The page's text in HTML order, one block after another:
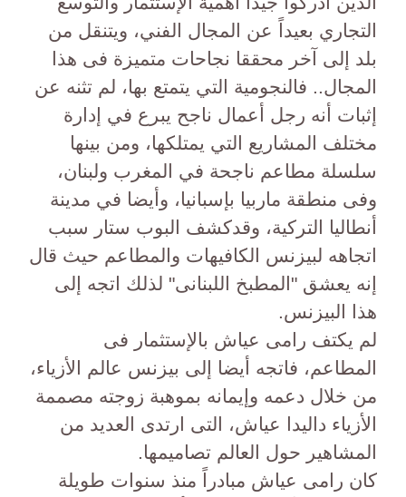
التجاري بعيداً عن المجال الفني، ويتنقل من
بلد إلى آخر محققا نجاحات متميزة فى هذا
المجال.. فالنجومية التي يتمتع بها، لم تثنه عن
إثبات أنه رجل أعمال ناجح يبرع في إدارة
مختلف المشاريع التي يمتلكها، ومن بينها
سلسلة مطاعم ناجحة في المغرب ولبنان،
وفى منطقة ماربيا بإسبانيا، وأيضا في مدينة
أنطاليا التركية، وقدكشف البوب ستار سبب
اتجاهه لبيزنس الكافيهات والمطاعم حيث قال
إنه يعشق "المطبخ اللبنانى" لذلك اتجه إلى
هذا البيزنس.
لم يكتف رامى عياش بالإستثمار فى
المطاعم، فاتجه أيضا إلى بيزنس عالم الأزياء،
من خلال دعمه وإيمانه بموهبة زوجته مصممة
الأزياء داليدا عياش، التى ارتدى العديد من
المشاهير حول العالم تصاميمها.
كان رامى عياش مبادراً منذ سنوات طويلة